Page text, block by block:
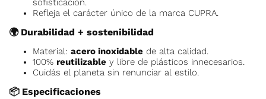
sofisticación.
Refleja el carácter único de la marca CUPRA.
🌍 Durabilidad + sostenibilidad
Material: acero inoxidable de alta calidad.
100% reutilizable y libre de plásticos innecesarios.
Cuidás el planeta sin renunciar al estilo.
📦 Especificaciones